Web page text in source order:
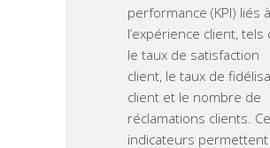
performance (KPI) liés à
l’expérience client, tels
le taux de satisfaction
client, le taux de
client et le nombre de
réclamations clients.
indicateurs